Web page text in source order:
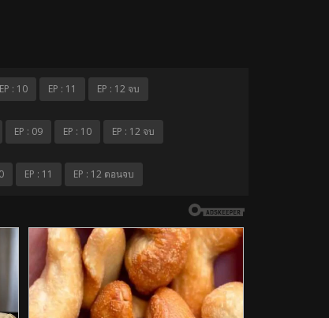
EP : 10 EP : 11 EP : 12 จบ
EP : 09 EP : 10 EP : 12 จบ
EP : 11 EP : 12 ตอนจบ